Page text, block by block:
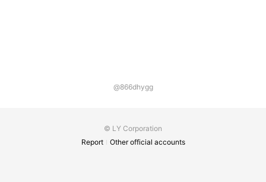
@866dhygg
© LY Corporation
Report
Other official accounts